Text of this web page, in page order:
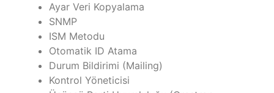
Ayar Veri Kopyalama
SNMP
ISM Metodu
Otomatik ID Atama
Durum Bildirimi (Mailing)
Kontrol Yöneticisi